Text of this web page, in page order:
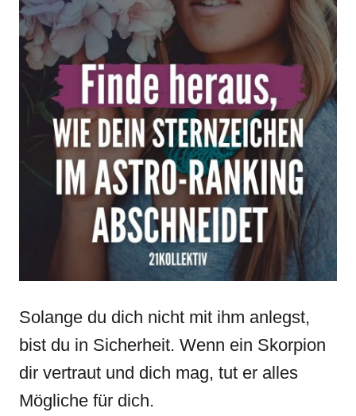
Solange du dich nicht mit ihm anlegst,
bist du in Sicherheit. Wenn ein Skorpion
dir vertraut und dich mag, tut er alles
Mögliche für dich.